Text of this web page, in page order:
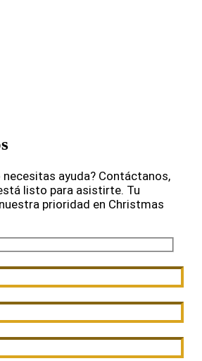
necesitas ayuda? Contáctanos,
listo para asistirte. Tu
prioridad en Christmas